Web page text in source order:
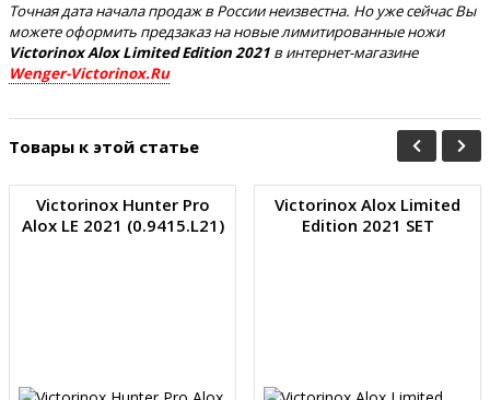
Точная дата начала продаж в России неизвестна. Но уже сейчас Вы
можете оформить предзаказ на новые лимитированные ножи
Victorinox Alox Limited Edition 2021 в интернет-магазине
Wenger-Victorinox.Ru
Товары к этой статье
Victorinox Hunter Pro
Alox LE 2021 (0.9415.L21)
Victorinox Alox Limited
Edition 2021 SET